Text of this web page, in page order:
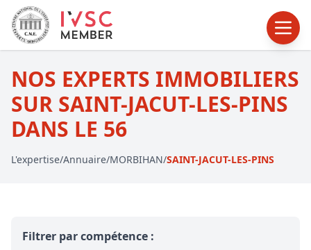
NOS EXPERTS IMMOBILIERS
SUR SAINT-JACUT-LES-PINS
DANS LE 56
L'expertise/Annuaire/MORBIHAN/SAINT-JACUT-LES-PINS
Filtrer par compétence :